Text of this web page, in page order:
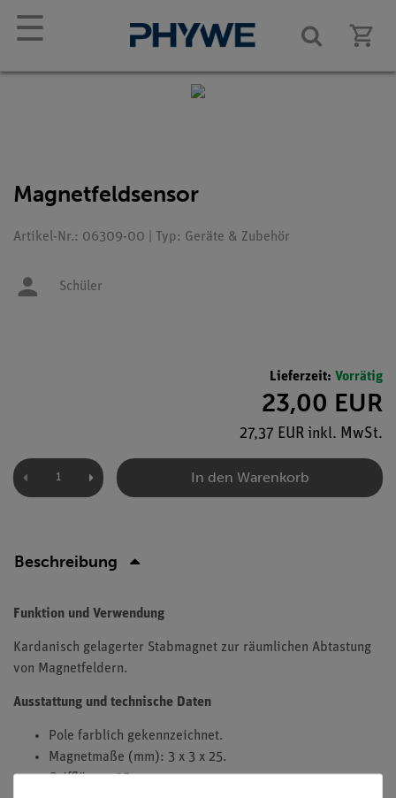
☰
Magnetfeldsensor
Artikel-Nr.: 06309-00 | Typ: Geräte & Zubehör
Schüler
Lieferzeit: Vorrätig
23,00 EUR
27,37 EUR inkl. MwSt.
In den Warenkorb
Beschreibung
Funktion und Verwendung
Kardanisch gelagerter Stabmagnet zur räumlichen Abtastung
von Magnetfeldern.
Ausstattung und technische Daten
Pole farblich gekennzeichnet.
Magnetmaße (mm): 3 x 3 x 25.
Grifflänge: 95 mm.